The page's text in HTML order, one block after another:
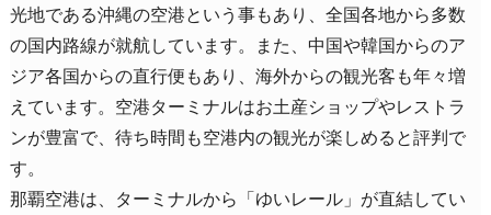
光地である沖縄の空港という事もあり、全国各地から多数
の国内路線が就航しています。また、中国や韓国からのア
ジア各国からの直行便もあり、海外からの観光客も年々増
えています。空港ターミナルはお土産ショップやレストラ
ンが豊富で、待ち時間も空港内の観光が楽しめると評判で
す。
那覇空港は、ターミナルから「ゆいレール」が直結してい